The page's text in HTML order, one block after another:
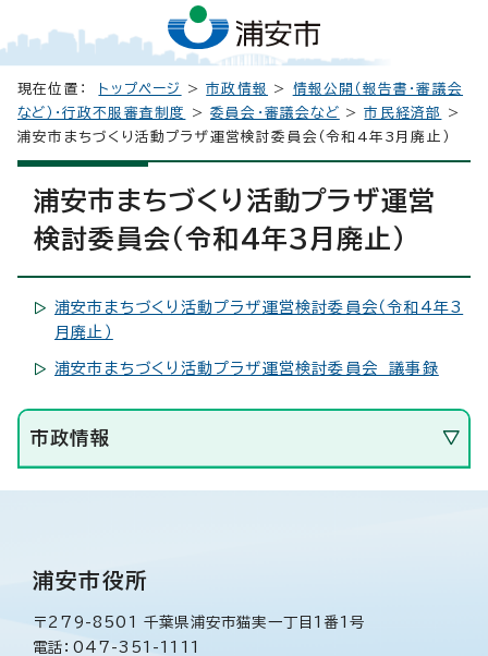
現在位置： トップページ >市政情報 > 情報公開（報告書・審議会
など）・行政不服審査制度
>委員会・審議会など >市民経済部
>
浦安市まちづくり活動プラザ運営検討委員会（令和4年3月廃止）
浦安市まちづくり活動プラザ運営
検討委員会（令和4年3月廃止）
浦安市まちづくり活動プラザ運営検討委員会（令和4年3
月廃止）
浦安市まちづくり活動プラザ運営検討委員会 議事録
市政情報
浦安市役所
〒279-8501 千葉県浦安市猫実一丁目1番1号
電話：047-351-1111